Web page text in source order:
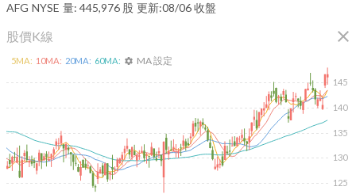
AFG NYSE 量: 445,976 股 更新:08/06 收盤
股價K線 close
125
130
135
140
145
5MA: 10MA: 20MA: 60MA: settings MA 設定